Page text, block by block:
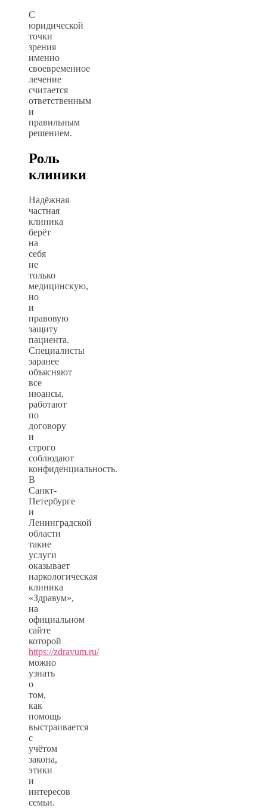
С
юридической
точки
зрения
именно
своевременное
лечение
считается
ответственным
и
правильным
решением.
Роль
клиники
Надёжная
частная
клиника
берёт
на
себя
не
только
медицинскую,
но
и
правовую
защиту
пациента.
Специалисты
заранее
объясняют
все
нюансы,
работают
по
договору
и
строго
соблюдают
конфиденциальность.
В
Санкт-
Петербурге
и
Ленинградской
области
такие
услуги
оказывает
наркологическая
клиника
«Здравум»,
на
официальном
сайте
которой
https://zdravum.ru/
можно
узнать
о
том,
как
помощь
выстраивается
с
учётом
закона,
этики
и
интересов
семьи.